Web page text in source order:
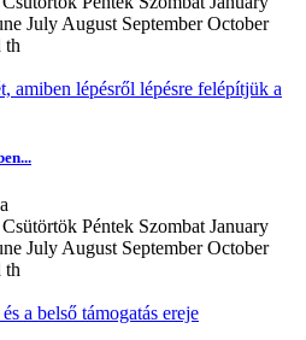
July August September October
th
Péntek Szombat January
July August September October
th